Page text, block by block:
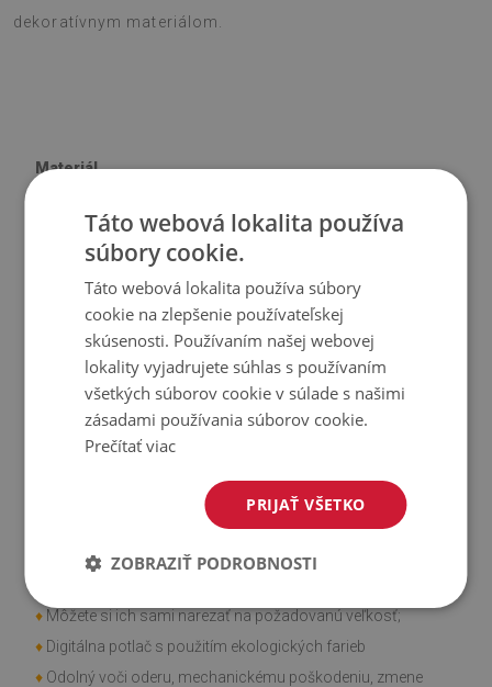
dekoratívnym materiálom.
Materiál
Vinyl vystužený PES sieťovinou s lepidlom
Veľkosť panelu: 100x50 cm
Hrúbka obkladu (dlažby): 1,6 mm
Použitie
Interiéry izieb;
Steny, podlahy, stropy;
Môže sa lepiť na panely, obklady, kov alebo farbu.
Hladká textúra;
♦ Môžete si ich sami narezať na požadovanú veľkosť;
♦ Digitálna potlač s použitím ekologických farieb
♦ Odolný voči oderu, mechanickému poškodeniu, zmene
Táto webová lokalita používa
súbory cookie.
Táto webová lokalita používa súbory
cookie na zlepšenie používateľskej
skúsenosti. Používaním našej webovej
lokality vyjadrujete súhlas s používaním
všetkých súborov cookie v súlade s našimi
zásadami používania súborov cookie.
Prečítať viac
PRIJAŤ VŠETKO
ZOBRAZIŤ PODROBNOSTI